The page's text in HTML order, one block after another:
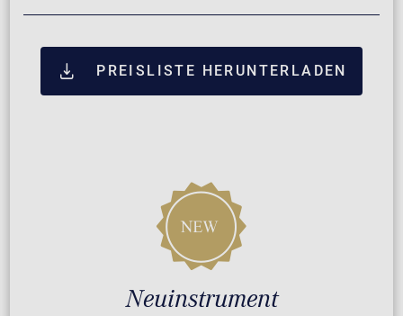
PREISLISTE HERUNTERLADEN
Neuinstrument